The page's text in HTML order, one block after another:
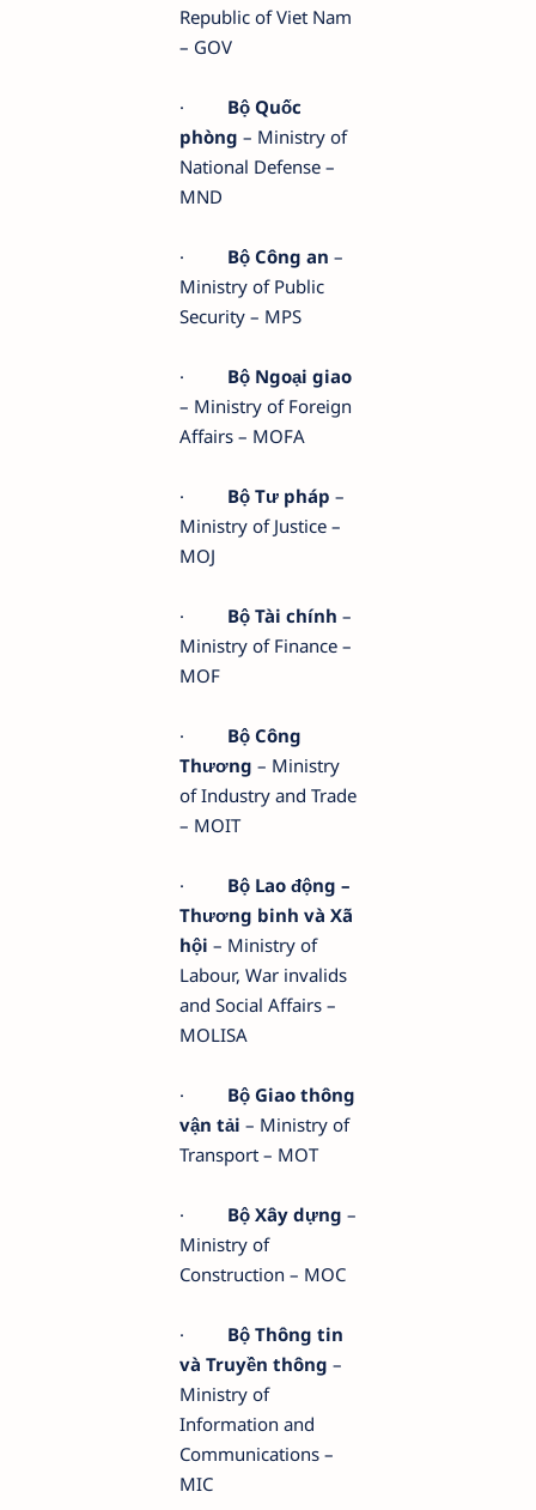
Republic of Viet Nam
– GOV
· Bộ Quốc
phòng – Ministry of
National Defense –
MND
· Bộ Công an –
Ministry of Public
Security – MPS
· Bộ Ngoại giao
– Ministry of Foreign
Affairs – MOFA
· Bộ Tư pháp –
Ministry of Justice –
MOJ
· Bộ Tài chính –
Ministry of Finance –
MOF
· Bộ Công
Thương – Ministry
of Industry and Trade
– MOIT
· Bộ Lao động –
Thương binh và Xã
hội – Ministry of
Labour, War invalids
and Social Affairs –
MOLISA
· Bộ Giao thông
vận tải – Ministry of
Transport – MOT
· Bộ Xây dựng –
Ministry of
Construction – MOC
· Bộ Thông tin
và Truyền thông –
Ministry of
Information and
Communications –
MIC